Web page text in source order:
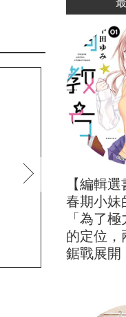
漫畫 異形
近期心情能量
next
立
【編輯
春期小妹
「為了
的定位，
鋸戰展開